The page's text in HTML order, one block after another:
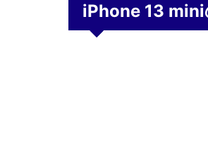
iPhone 13 mini